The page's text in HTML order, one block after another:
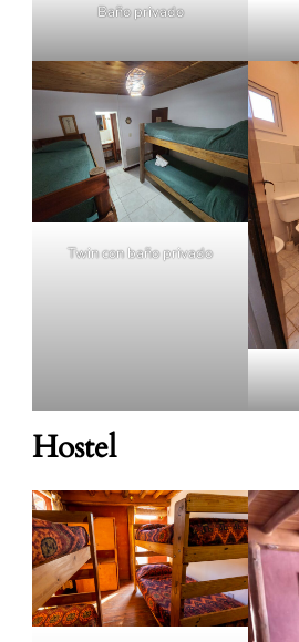
Baño privado
Twin con baño privado
Hostel